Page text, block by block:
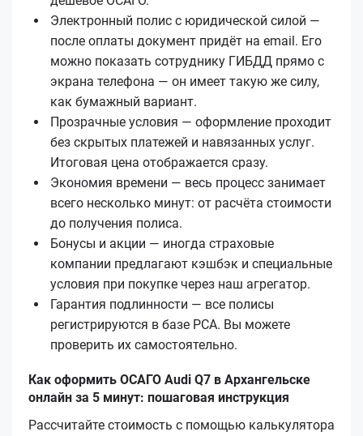
Электронный полис с юридической силой —
после оплаты документ придёт на email. Его
можно показать сотруднику ГИБДД прямо с
экрана телефона — он имеет такую же силу,
как бумажный вариант.
Прозрачные условия — оформление проходит
без скрытых платежей и навязанных услуг.
Итоговая цена отображается сразу.
Экономия времени — весь процесс занимает
всего несколько минут: от расчёта стоимости
до получения полиса.
Бонусы и акции — иногда страховые
компании предлагают кэшбэк и специальные
условия при покупке через наш агрегатор.
Гарантия подлинности — все полисы
регистрируются в базе РСА. Вы можете
проверить их самостоятельно.
Как оформить ОСАГО Audi Q7 в Архангельске
онлайн за 5 минут: пошаговая инструкция
Рассчитайте стоимость с помощью калькулятора